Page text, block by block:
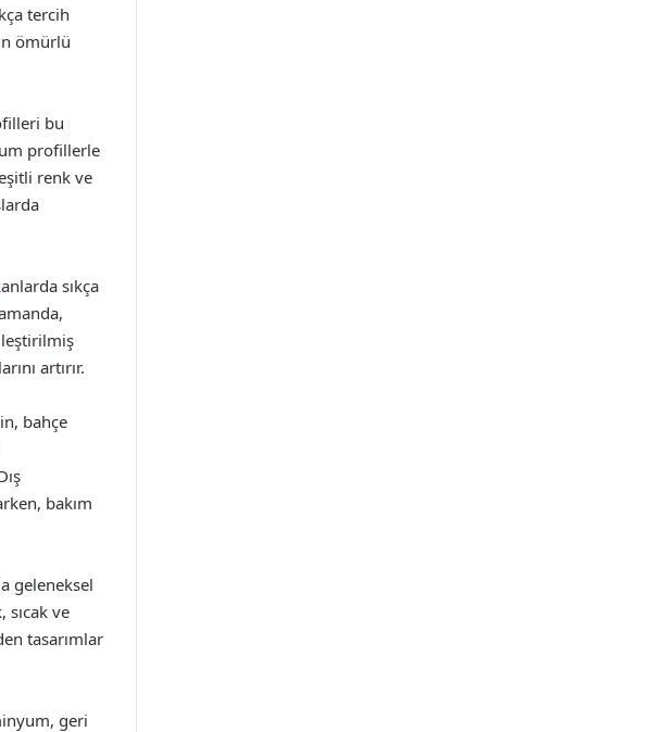
tercih
ömürlü
bu
profillerle
renk ve
sıkça
artırır.
bahçe
bakım
geleneksel
ve
tasarımlar
geri